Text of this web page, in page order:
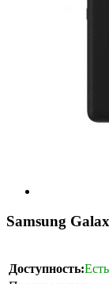
Samsung
Доступность: